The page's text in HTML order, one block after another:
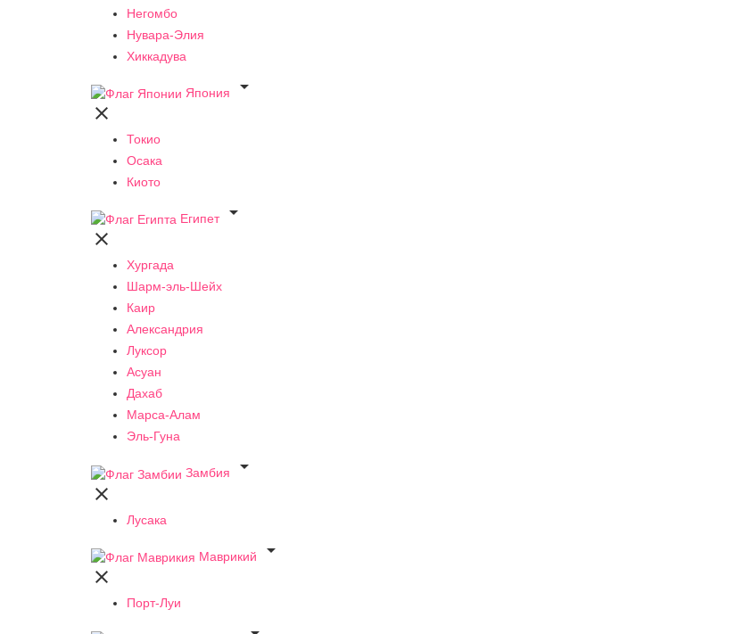
Негомбо
Нувара-Элия
Хиккадува
Япония


Токио
Осака
Киото
Египет


Хургада
Шарм-эль-Шейх
Каир
Александрия
Луксор
Асуан
Дахаб
Марса-Алам
Эль-Гуна
Замбия


Лусака
Маврикий


Порт-Луи